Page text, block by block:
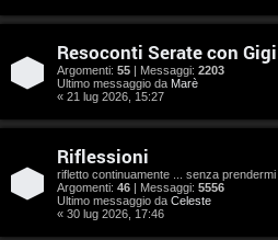
a
r
s
Resoconti Serate con
Argomenti: 55 | Messaggi: 2203
Ultimo messaggio da Marè
« 21 lug 2026, 15:27
Riflessioni
rifletto continuamente ... senza prendermi
Argomenti: 46 | Messaggi: 5556
Ultimo messaggio da Celeste
« 30 lug 2026, 17:46